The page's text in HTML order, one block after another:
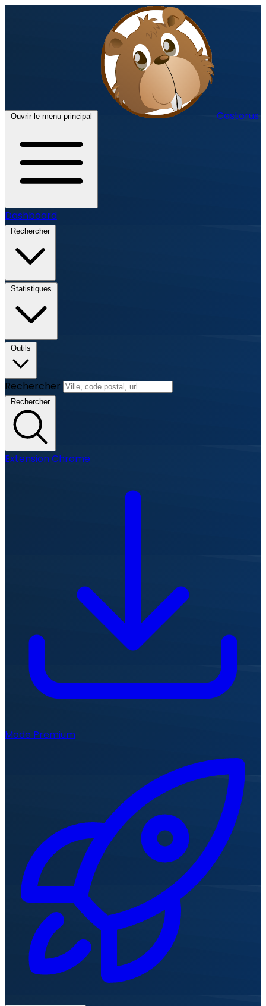
Ouvrir le menu principal Castorus
Dashboard
Rechercher
Statistiques
Outils
Rechercher
Rechercher
Extension Chrome
Mode Premium